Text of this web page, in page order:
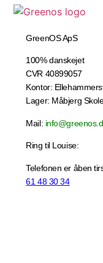
GreenOS ApS
100% danskejet
CVR 40899057
Kontor:
Lager: Måbjerg
Mail:
Ring til Louise:
Telefonen er åben
61 48 30 34